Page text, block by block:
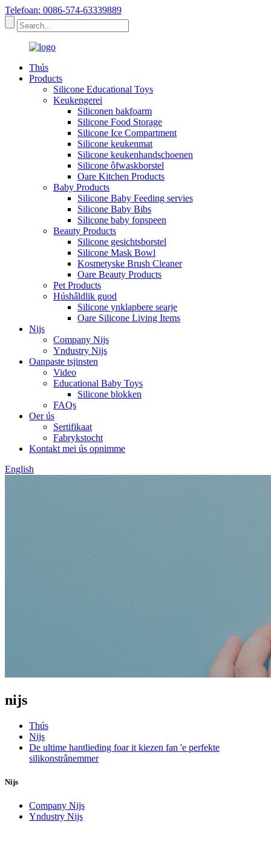
Telefoan: 0086-574-63339889
Thús
Products
Silicone Educational Toys
Keukengerei
Siliconen bakfoarm
Silicone Food Storage
Silicone Ice Compartment
Silicone keukenmat
Silicone keukenhandschoenen
Silicone ôfwaskborstel
Oare Kitchen Products
Baby Products
Silicone Baby Feeding servies
Silicone Baby Bibs
Silicone baby fopspeen
Beauty Products
Silicone gesichtsborstel
Silicone Mask Bowl
Kosmetyske Brush Cleaner
Oare Beauty Products
Pet Products
Húshâldlik guod
Silicone ynklapbere searje
Oare Silicone Living Items
Nijs
Company Nijs
Yndustry Nijs
Oanpaste tsjinsten
Video
Educational Baby Toys
Silicone blokken
FAQs
Oer ús
Sertifikaat
Fabrykstocht
Kontakt mei ús opnimme
English
nijs
Thús
Nijs
De ultime hantlieding foar it kiezen fan 'e perfekte
silikonstrânemmer
Nijs
Company Nijs
Yndustry Nijs